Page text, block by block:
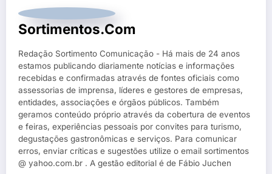
Sortimentos.com
Redação Sortimento Comunicação - Há mais de 24 anos
estamos publicando diariamente notícias e informações
recebidas e confirmadas através de fontes oficiais como
assessorias de imprensa, líderes e gestores de empresas,
entidades, associações e órgãos públicos. Também
geramos conteúdo próprio através da cobertura de eventos
e feiras, experiências pessoais por convites para turismo,
degustações gastronômicas e serviços. Para comunicar
erros, enviar críticas e sugestões utilize o email sortimentos
@ yahoo.com.br . A gestão editorial é de Fábio Juchen